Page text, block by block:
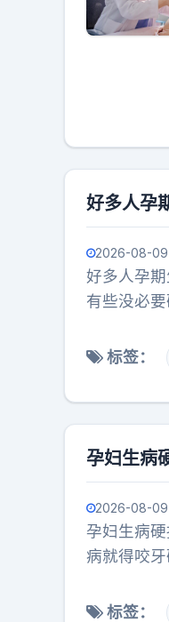
好多人孕
2026-08-09
好多人孕
有些没必
标签：
孕妇生病
2026-08-09
孕妇生病
病就得咬
同城热点创
标签：